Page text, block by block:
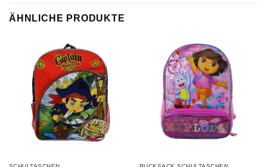
ÄHNLICHE PRODUKTE